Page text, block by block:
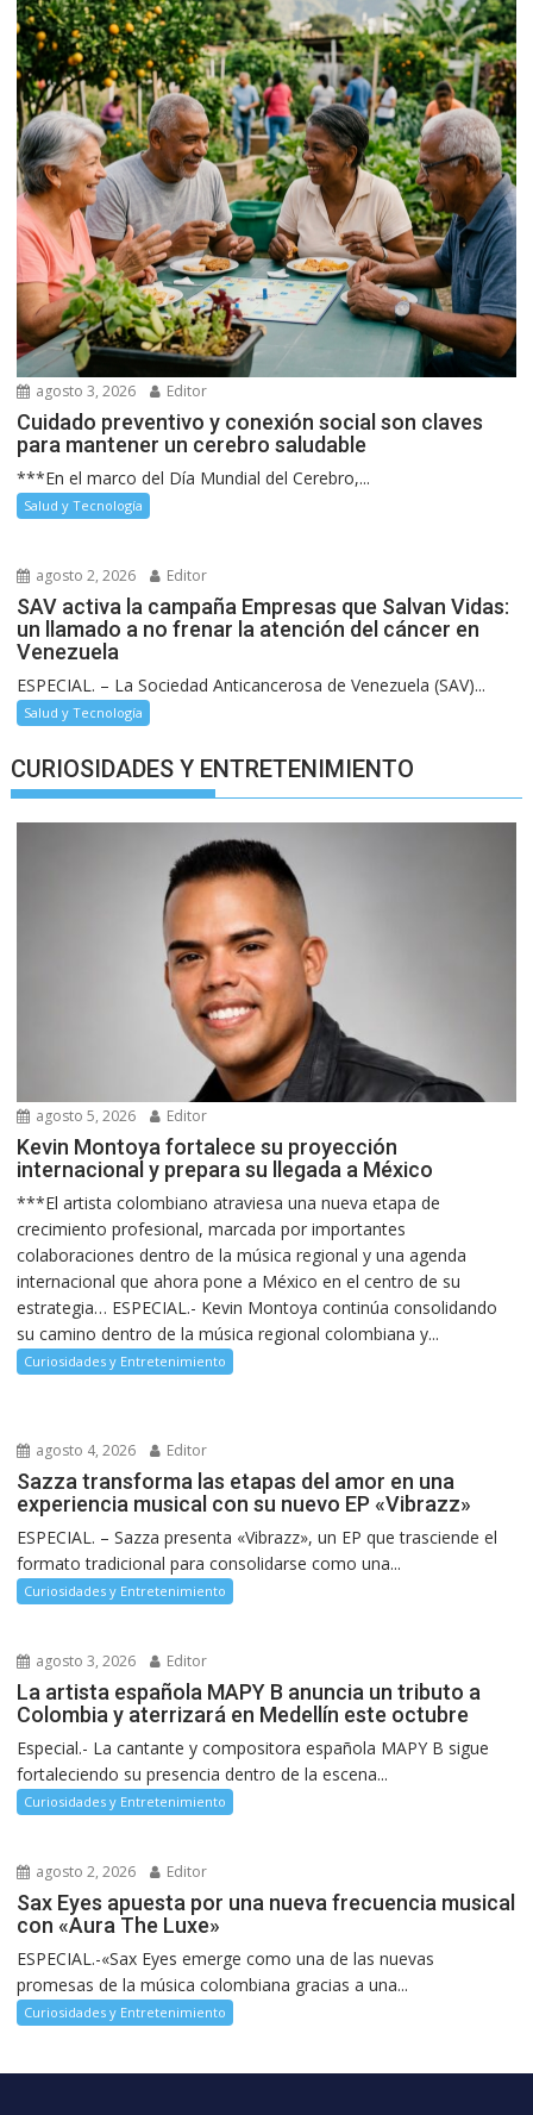
agosto 3, 2026 Editor
Cuidado preventivo y conexión social son claves
para mantener un cerebro saludable
***En el marco del Día Mundial del Cerebro,...
Salud y Tecnología
agosto 2, 2026 Editor
SAV activa la campaña Empresas que Salvan Vidas:
un llamado a no frenar la atención del cáncer en
Venezuela
ESPECIAL. – La Sociedad Anticancerosa de Venezuela (SAV)...
Salud y Tecnología
CURIOSIDADES Y ENTRETENIMIENTO
agosto 5, 2026 Editor
Kevin Montoya fortalece su proyección
internacional y prepara su llegada a México
***El artista colombiano atraviesa una nueva etapa de
crecimiento profesional, marcada por importantes
colaboraciones dentro de la música regional y una agenda
internacional que ahora pone a México en el centro de su
estrategia… ESPECIAL.- Kevin Montoya continúa consolidando
su camino dentro de la música regional colombiana y...
Curiosidades y Entretenimiento
agosto 4, 2026 Editor
Sazza transforma las etapas del amor en una
experiencia musical con su nuevo EP «Vibrazz»
ESPECIAL. – Sazza presenta «Vibrazz», un EP que trasciende el
formato tradicional para consolidarse como una...
Curiosidades y Entretenimiento
agosto 3, 2026 Editor
La artista española MAPY B anuncia un tributo a
Colombia y aterrizará en Medellín este octubre
Especial.- La cantante y compositora española MAPY B sigue
fortaleciendo su presencia dentro de la escena...
Curiosidades y Entretenimiento
agosto 2, 2026 Editor
Sax Eyes apuesta por una nueva frecuencia musical
con «Aura The Luxe»
ESPECIAL.-«Sax Eyes emerge como una de las nuevas
promesas de la música colombiana gracias a una...
Curiosidades y Entretenimiento